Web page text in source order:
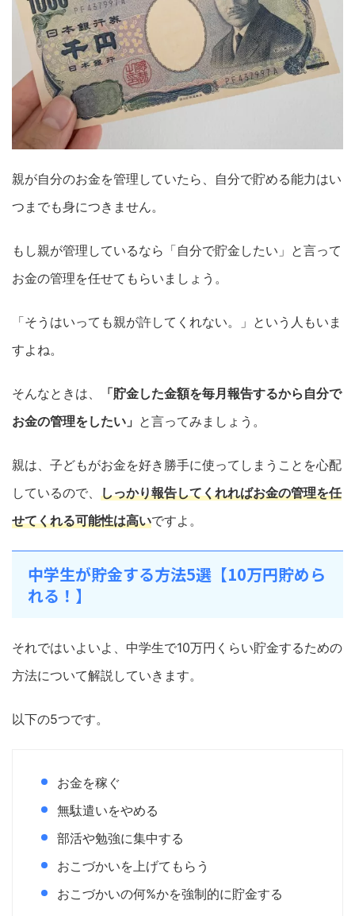
親が自分のお金を管理していたら、自分で貯める能力はい
つまでも身につきません。
もし親が管理しているなら「自分で貯金したい」と言って
お金の管理を任せてもらいましょう。
「そうはいっても親が許してくれない。」という人もいま
すよね。
そんなときは、
「貯金した金額を毎月報告するから自分で
お金の管理をしたい」 と言ってみましょう。
親は、子どもがお金を好き勝手に使ってしまうことを心配
しているので、 しっかり報告してくれればお金の管理を任
せてくれる可能性は高いですよ。
中学生が貯金する方法5選【10万円貯めら
れる！】
それではいよいよ、中学生で10万円くらい貯金するための
方法について解説していきます。
以下の5つです。
お金を稼ぐ
無駄遣いをやめる
部活や勉強に集中する
おこづかいを上げてもらう
おこづかいの何%かを強制的に貯金する